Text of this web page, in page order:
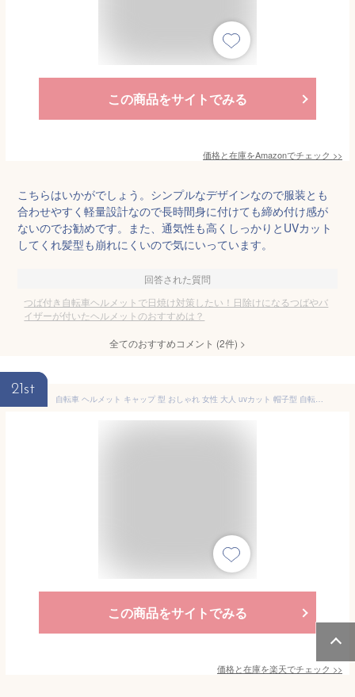
この商品をサイトでみる
価格と在庫をAmazonでチェック >>
こちらはいかがでしょう。シンプルなデザインなので服装とも
合わせやすく軽量設計なので長時間身に付けても締め付け感が
ないのでお勧めです。また、通気性も高くしっかりとUVカット
してくれ髪型も崩れにくいので気にいっています。
回答された質問
つば付き自転車ヘルメットで日焼け対策したい！日除けになるつばやバ
イザーが付いたヘルメットのおすすめは？
全てのおすすめコメント (2件) >
21st
自転車 ヘルメット キャップ 型 おしゃれ 女性 大人 uvカット 帽子型 自転車用ヘルメット インナーキャップ 防災用ハット型 安全帽子 バイザー アウトドア キャップ 軽量 街乗り 通勤 通学
この商品をサイトでみる
価格と在庫を楽天でチェック >>